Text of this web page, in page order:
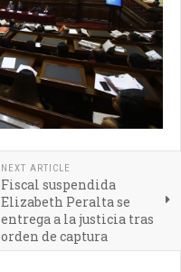
NEXT ARTICLE
Fiscal suspendida
Elizabeth Peralta se
entrega a la justicia tras
orden de captura